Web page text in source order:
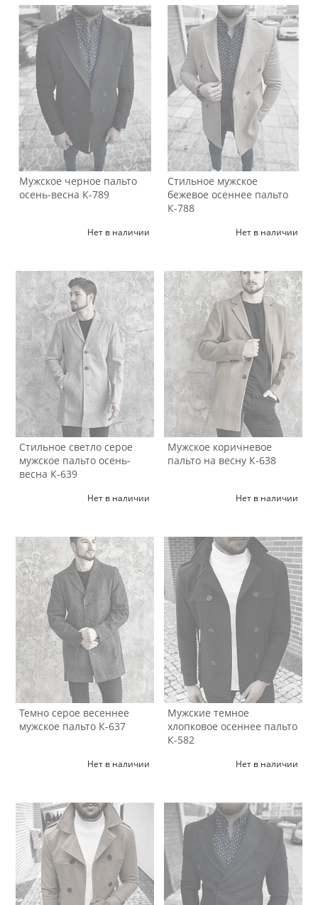
Мужское черное пальто
осень-весна К-789
Нет в наличии
Стильное мужское
бежевое осеннее пальто
К-788
Нет в наличии
Стильное светло серое
мужское пальто осень-
весна К-639
Нет в наличии
Мужское коричневое
пальто на весну К-638
Нет в наличии
Темно серое весеннее
мужское пальто К-637
Нет в наличии
Мужские темное
хлопковое осеннее пальто
К-582
Нет в наличии